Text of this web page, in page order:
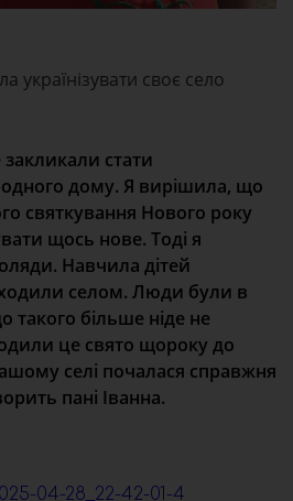
українізувати своє село
стати
дому. Я вирішила, що
святкування Нового року
щось нове. Тоді я
Навчила дітей
селом. Люди були в
такого більше ніде не
це свято щороку до
селі почалася справжня
пані Іванна.